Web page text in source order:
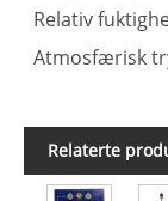
Relativ
Atmosfærisk
Relaterte